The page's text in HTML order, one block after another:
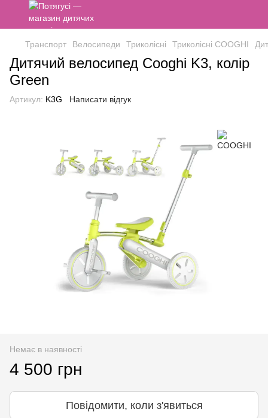
Транспорт Велосипеди Триколісні Триколісні COOGHI
Дитячий велосипед Cooghi K3, колір
Green
Артикул: K3G Написати відгук
Немає в наявності
4 500 грн
Повідомити, коли з'явиться